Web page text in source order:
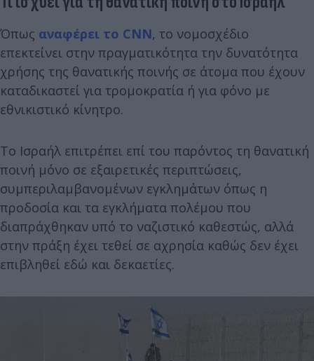
Όπως αναφέρει το CNN, το νομοσχέδιο
επεκτείνει στην πραγματικότητα την δυνατότητα
χρήσης της θανατικής ποινής σε άτομα που έχουν
καταδικαστεί για τρομοκρατία ή για φόνο με
εθνικιστικό κίνητρο.
Το Ισραήλ επιτρέπει επί του παρόντος τη θανατική
ποινή μόνο σε εξαιρετικές περιπτώσεις,
συμπεριλαμβανομένων εγκλημάτων όπως η
προδοσία και τα εγκλήματα πολέμου που
διαπράχθηκαν υπό το ναζιστικό καθεστώς, αλλά
στην πράξη έχει τεθεί σε αχρησία καθώς δεν έχει
επιβληθεί εδώ και δεκαετίες.